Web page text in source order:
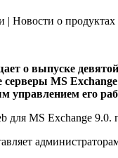
| Новости о
о выпуске
MS
управлением его
для MS Exchange 9.0.